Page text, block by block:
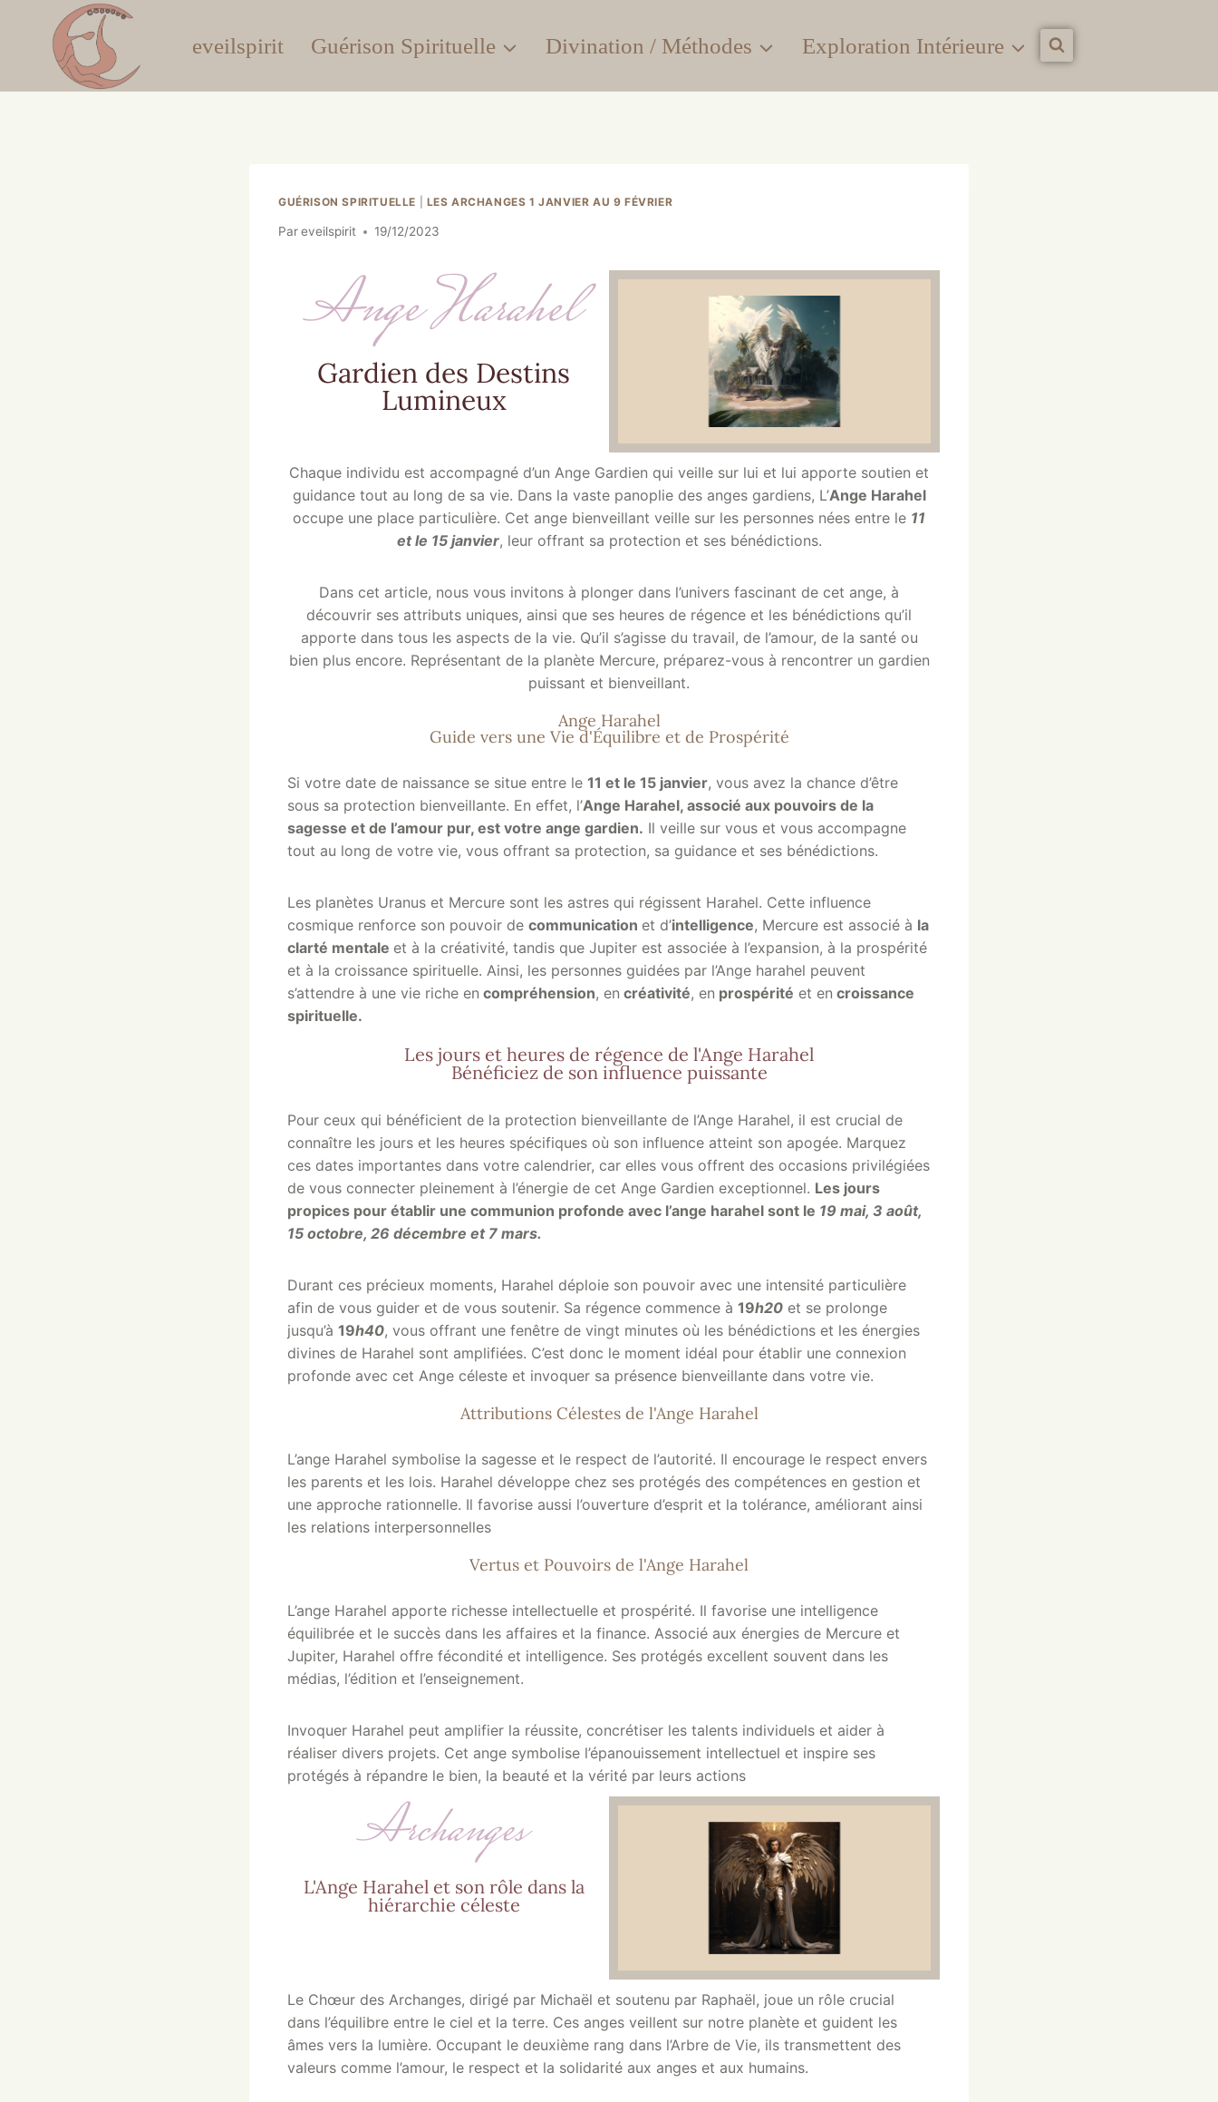
eveilspirit Guérison Spirituelle Divination / Méthodes Exploration Intérieure
GUÉRISON SPIRITUELLE LES ARCHANGES 1 JANVIER AU 9 FÉVRIER
Pareveilspirit 19/12/2023
Ange Harahel
Gardien des Destins
Lumineux
Chaque individu est accompagné d’un Ange Gardien qui veille sur lui et lui apporte soutien et
guidance tout au long de sa vie. Dans la vaste panoplie des anges gardiens, L’Ange Harahel
occupe une place particulière. Cet ange bienveillant veille sur les personnes nées entre le 11
et le 15 janvier, leur offrant sa protection et ses bénédictions.
Dans cet article, nous vous invitons à plonger dans l’univers fascinant de cet ange, à
découvrir ses attributs uniques, ainsi que ses heures de régence et les bénédictions qu’il
apporte dans tous les aspects de la vie. Qu’il s’agisse du travail, de l’amour, de la santé ou
bien plus encore. Représentant de la planète Mercure, préparez-vous à rencontrer un gardien
puissant et bienveillant.
Ange Harahel
Guide vers une Vie d'Équilibre et de Prospérité
Si votre date de naissance se situe entre le 11 et le 15 janvier, vous avez la chance d’être
sous sa protection bienveillante. En effet, l’Ange Harahel, associé aux pouvoirs de la
sagesse et de l’amour pur, est votre ange gardien. Il veille sur vous et vous accompagne
tout au long de votre vie, vous offrant sa protection, sa guidance et ses bénédictions.
Les planètes Uranus et Mercure sont les astres qui régissent Harahel. Cette influence
cosmique renforce son pouvoir de communication et d’intelligence, Mercure est associé à la
clarté mentale et à la créativité, tandis que Jupiter est associée à l’expansion, à la prospérité
et à la croissance spirituelle. Ainsi, les personnes guidées par l’Ange harahel peuvent
s’attendre à une vie riche en compréhension, en créativité, en prospérité et en croissance
spirituelle.
Les jours et heures de régence de l'Ange Harahel
Bénéficiez de son influence puissante
Pour ceux qui bénéficient de la protection bienveillante de l’Ange Harahel, il est crucial de
connaître les jours et les heures spécifiques où son influence atteint son apogée. Marquez
ces dates importantes dans votre calendrier, car elles vous offrent des occasions privilégiées
de vous connecter pleinement à l’énergie de cet Ange Gardien exceptionnel. Les jours
propices pour établir une communion profonde avec l’ange harahel sont le 19 mai, 3 août,
15 octobre, 26 décembre et 7 mars.
Durant ces précieux moments, Harahel déploie son pouvoir avec une intensité particulière
afin de vous guider et de vous soutenir. Sa régence commence à 19h20 et se prolonge
jusqu’à 19h40, vous offrant une fenêtre de vingt minutes où les bénédictions et les énergies
divines de Harahel sont amplifiées. C’est donc le moment idéal pour établir une connexion
profonde avec cet Ange céleste et invoquer sa présence bienveillante dans votre vie.
Attributions Célestes de l'Ange Harahel
L’ange Harahel symbolise la sagesse et le respect de l’autorité. Il encourage le respect envers
les parents et les lois. Harahel développe chez ses protégés des compétences en gestion et
une approche rationnelle. Il favorise aussi l’ouverture d’esprit et la tolérance, améliorant ainsi
les relations interpersonnelles
Vertus et Pouvoirs de l'Ange Harahel
L’ange Harahel apporte richesse intellectuelle et prospérité. Il favorise une intelligence
équilibrée et le succès dans les affaires et la finance. Associé aux énergies de Mercure et
Jupiter, Harahel offre fécondité et intelligence. Ses protégés excellent souvent dans les
médias, l’édition et l’enseignement.
Invoquer Harahel peut amplifier la réussite, concrétiser les talents individuels et aider à
réaliser divers projets. Cet ange symbolise l’épanouissement intellectuel et inspire ses
protégés à répandre le bien, la beauté et la vérité par leurs actions
Archanges
L'Ange Harahel et son rôle dans la
hiérarchie céleste
Le Chœur des Archanges, dirigé par Michaël et soutenu par Raphaël, joue un rôle crucial
dans l’équilibre entre le ciel et la terre. Ces anges veillent sur notre planète et guident les
âmes vers la lumière. Occupant le deuxième rang dans l’Arbre de Vie, ils transmettent des
valeurs comme l’amour, le respect et la solidarité aux anges et aux humains.